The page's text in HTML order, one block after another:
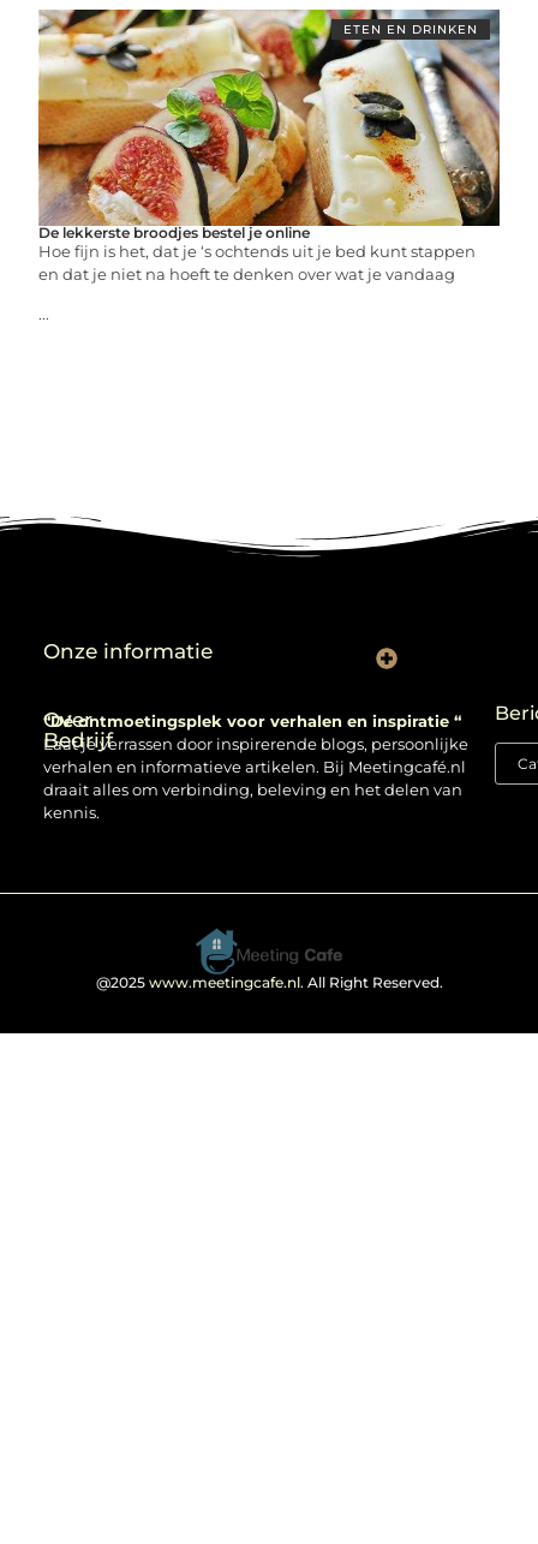
ETEN EN DRINKEN
De lekkerste broodjes bestel je online
Hoe fijn is het, dat je ‘s ochtends uit je bed kunt stappen
en dat je niet na hoeft te denken over wat je vandaag
...
Over
Bedrijf
“Dé ontmoetingsplek voor verhalen en inspiratie “
Laat je verrassen door inspirerende blogs, persoonlijke
verhalen en informatieve artikelen. Bij Meetingcafé.nl
draait alles om verbinding, beleving en het delen van
kennis.
Onze informatie
@2025 www.meetingcafe.nl. All Right Reserved.